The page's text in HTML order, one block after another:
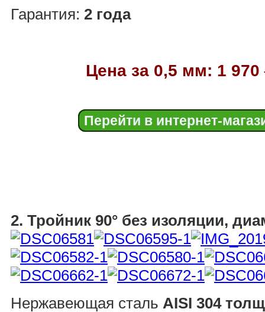
Гарантия: 2 года
Цена за 0,5 мм: 1 970
Перейти в интернет-
2. Тройник 90° без изоляции,
Нержавеющая сталь AISI 304